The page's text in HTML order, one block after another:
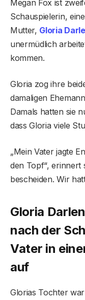
Megan Fox ist
Schauspielerin,
Mutter, Gloria
unermüdlich
kommen.
Gloria zog ihre
damaligen
Damals hatten sie
dass Gloria viele
„Mein Vater jagte
den Topf“, erinnert
bescheiden. Wir
Gloria
nach der
Vater in
auf
Glorias Tochter